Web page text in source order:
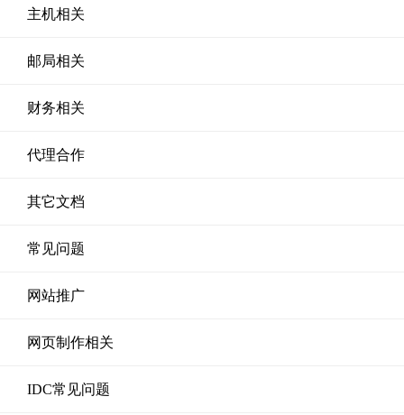
主机相关
邮局相关
财务相关
代理合作
其它文档
常见问题
网站推广
网页制作相关
IDC常见问题